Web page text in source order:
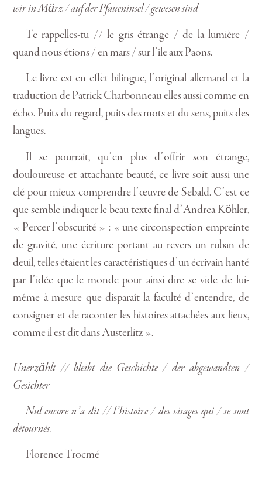
wir in März / auf der Pfaueninsel / gewesen sind
Te rappelles-tu // le gris étrange / de la lumière /
quand nous étions / en mars / sur l’île aux Paons.
Le livre est en effet bilingue, l’original allemand et la
traduction de Patrick Charbonneau elles aussi comme en
écho. Puits du regard, puits des mots et du sens, puits des
langues.
Il se pourrait, qu’en plus d’offrir son étrange,
douloureuse et attachante beauté, ce livre soit aussi une
clé pour mieux comprendre l’œuvre de Sebald. C’est ce
que semble indiquer le beau texte final d’Andrea Köhler,
« Percer l’obscurité » : « une circonspection empreinte
de gravité, une écriture portant au revers un ruban de
deuil, telles étaient les caractéristiques d’un écrivain hanté
par l’idée que le monde pour ainsi dire se vide de lui-
même à mesure que disparaît la faculté d’entendre, de
consigner et de raconter les histoires attachées aux lieux,
comme il est dit dans Austerlitz ».
Unerzählt // bleibt die Geschichte / der abgewandten /
Gesichter
Nul encore n’a dit // l’histoire / des visages qui / se sont
détournés.
Florence Trocmé